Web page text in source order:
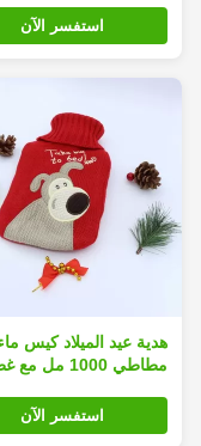
استفسر الآن
هدية عيد الميلاد كيس
مطاطي 1000 مل مع غطاء
استفسر الآن